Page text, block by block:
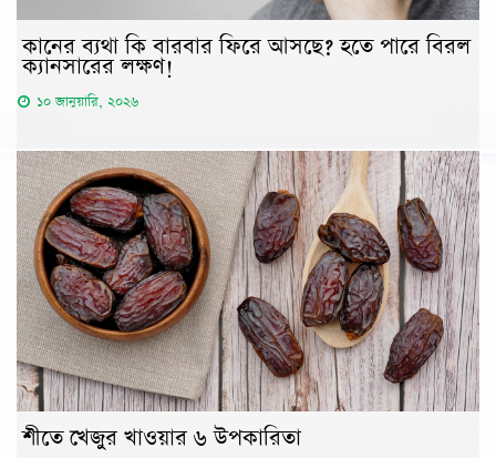
কানের ব্যথা কি বারবার ফিরে আসছে? হতে পারে বিরল
ক্যানসারের লক্ষণ!
১০ জানুয়ারি, ২০২৬
শীতে খেজুর খাওয়ার ৬ উপকারিতা